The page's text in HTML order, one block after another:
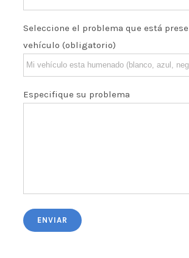
Seleccione el problema que está
vehículo (obligatorio)
Especifique su problema